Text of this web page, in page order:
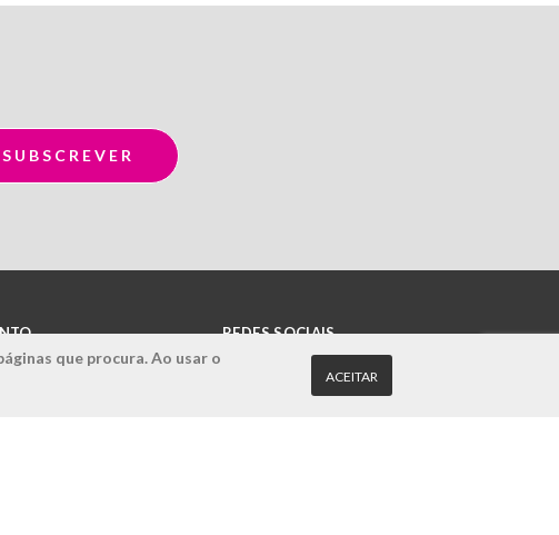
REDES SOCIAIS
que procura. Ao usar o
ACEITAR